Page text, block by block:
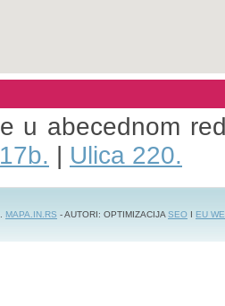
u abecednom
| Ulica 220.
MAPA.IN.RS - AUTORI: OPTIMIZACIJASEO I EU